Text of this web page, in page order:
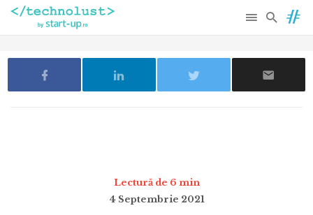
Lectură de 6 min
4 Septembrie 2021